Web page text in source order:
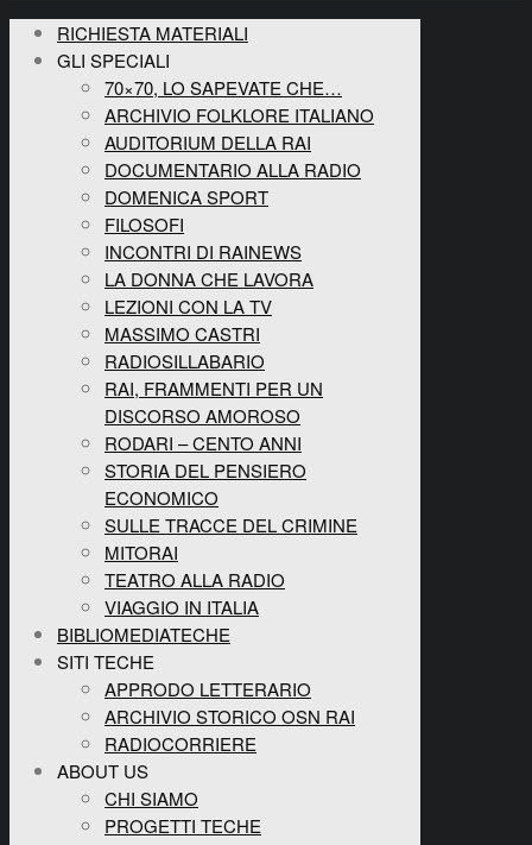
RICHIESTA MATERIALI
GLI SPECIALI
70×70, LO SAPEVATE CHE…
ARCHIVIO FOLKLORE ITALIANO
AUDITORIUM DELLA RAI
DOCUMENTARIO ALLA RADIO
DOMENICA SPORT
FILOSOFI
INCONTRI DI RAINEWS
LA DONNA CHE LAVORA
LEZIONI CON LA TV
MASSIMO CASTRI
RADIOSILLABARIO
RAI, FRAMMENTI PER UN
DISCORSO AMOROSO
RODARI – CENTO ANNI
STORIA DEL PENSIERO
ECONOMICO
SULLE TRACCE DEL CRIMINE
MITORAI
TEATRO ALLA RADIO
VIAGGIO IN ITALIA
BIBLIOMEDIATECHE
SITI TECHE
APPRODO LETTERARIO
ARCHIVIO STORICO OSN RAI
RADIOCORRIERE
ABOUT US
CHI SIAMO
PROGETTI TECHE